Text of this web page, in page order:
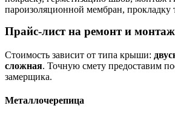
пароизоляционной мембран, прокладку
Прайс-лист на ремонт и
Стоимость зависит от типа крыши:
сложная. Точную смету предоставим
замерщика.
Металлочерепица